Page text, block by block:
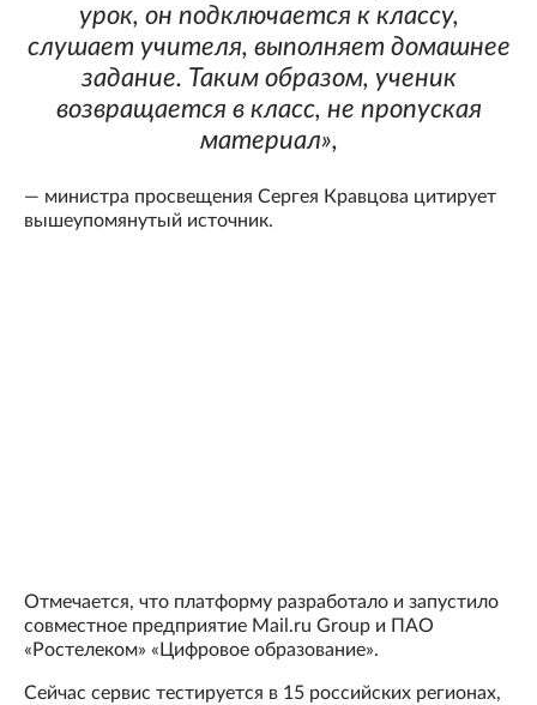
урок, он подключается к классу,
слушает учителя, выполняет домашнее
задание. Таким образом, ученик
возвращается в класс, не пропуская
материал»,
— министра просвещения Сергея Кравцова цитирует
вышеупомянутый источник.
Отмечается, что платформу разработало и запустило
совместное предприятие Mail.ru Group и ПАО
«Ростелеком» «Цифровое образование».
Сейчас сервис тестируется в 15 российских регионах,